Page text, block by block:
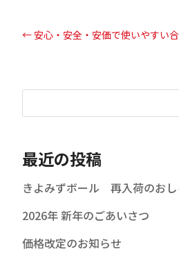
←安心・安全・安価で使いやすい
最近の投稿
きよみずボール 再入荷のおし
2026年 新年のごあいさつ
価格改定のお知らせ